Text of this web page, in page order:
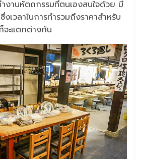
งานหัตถกรรมที่ตนเองสนใจด้วย มี
เวลาในการทำรวมถึงราคาสำหรับ
จะแตกต่างกัน